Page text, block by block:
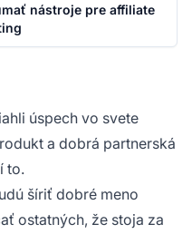
nástroje pre affiliate
úspech vo svete
a dobrá partnerská
to.
šíriť dobré meno
ostatných, že stoja za